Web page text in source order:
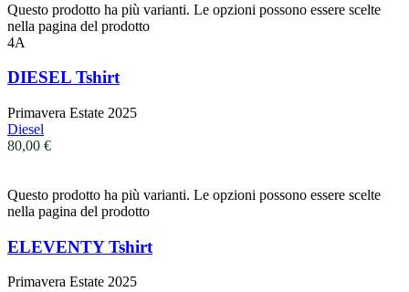
Questo prodotto ha più varianti. Le opzioni possono essere scelte
nella pagina del prodotto
4A
DIESEL Tshirt
Primavera Estate 2025
Diesel
80,00 €
Questo prodotto ha più varianti. Le opzioni possono essere scelte
nella pagina del prodotto
ELEVENTY Tshirt
Primavera Estate 2025